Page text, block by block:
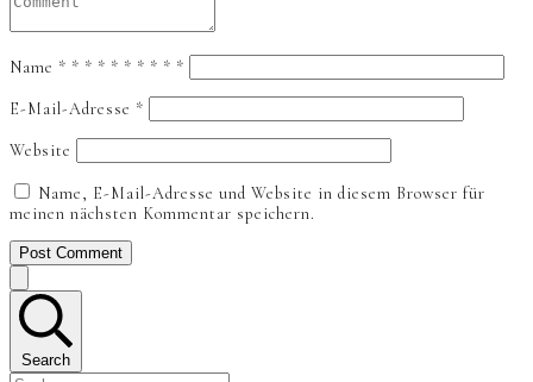
Name * * * * * * * * * *
E-Mail-Adresse *
Website
Name, E-Mail-Adresse und Website in diesem Browser für
meinen nächsten Kommentar speichern.
Post Comment
Search